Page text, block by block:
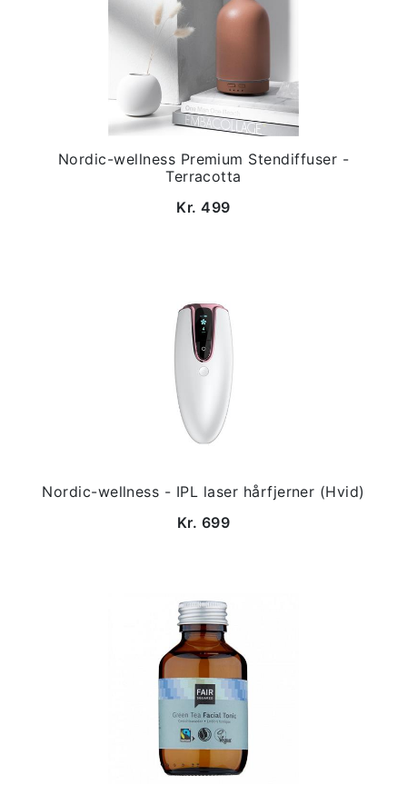
Nordic-wellness Premium Stendiffuser -
Terracotta
Kr. 499
Nordic-wellness - IPL laser hårfjerner (Hvid)
Kr. 699